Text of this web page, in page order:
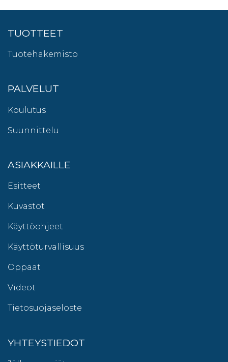
TUOTTEET
Tuotehakemisto
PALVELUT
Koulutus
Suunnittelu
ASIAKKAILLE
Esitteet
Kuvastot
Käyttöohjeet
Käyttöturvallisuus
Oppaat
Videot
Tietosuojaseloste
YHTEYSTIEDOT